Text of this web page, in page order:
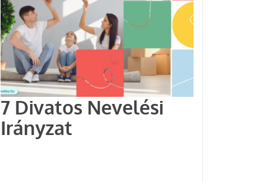
7 Divatos Nevelési
Irányzat